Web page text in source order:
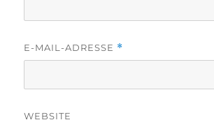
E-MAIL-ADRESSE *
WEBSITE